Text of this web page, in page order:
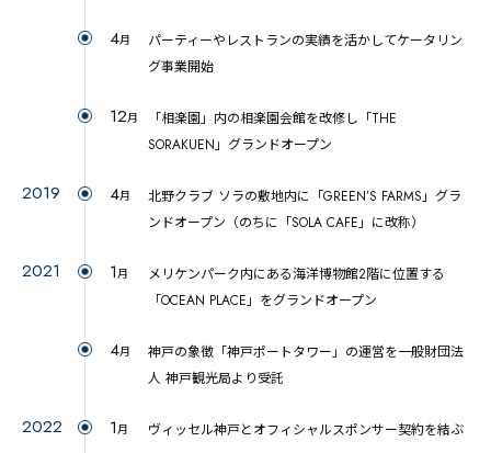
4月
パーティーやレストランの実績を活かしてケータリン
グ事業開始
12月
「相楽園」内の相楽園会館を改修し「THE
SORAKUEN」グランドオープン
2019 4月
北野クラブ ソラの敷地内に「GREEN’S FARMS」グラ
ンドオープン（のちに「SOLA CAFE」に改称）
2021 1月
メリケンパーク内にある海洋博物館2階に位置する
「OCEAN PLACE」をグランドオープン
4月
神戸の象徴「神戸ポートタワー」の運営を一般財団法
人 神戸観光局より受託
2022 1月 ヴィッセル神戸とオフィシャルスポンサー契約を結ぶ